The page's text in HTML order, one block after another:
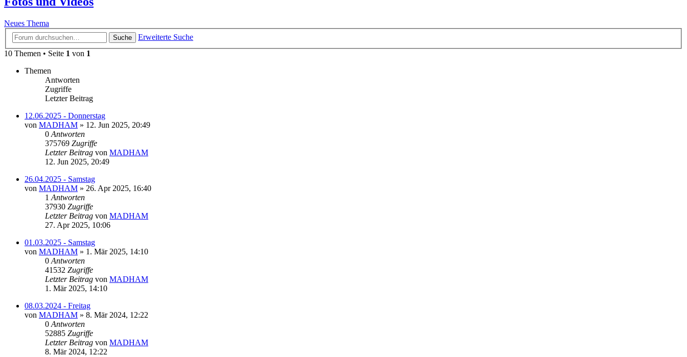
Neues Thema
Suche
Erweiterte Suche
10 Themen • Seite 1 von 1
Themen
Antworten
Zugriffe
Letzter Beitrag
12.06.2025 - Donnerstag
von MADHAM » 12. Jun 2025, 20:49
0 Antworten
375769 Zugriffe
Letzter Beitrag von MADHAM
12. Jun 2025, 20:49
26.04.2025 - Samstag
von MADHAM » 26. Apr 2025, 16:40
1 Antworten
37930 Zugriffe
Letzter Beitrag von MADHAM
27. Apr 2025, 10:06
01.03.2025 - Samstag
von MADHAM » 1. Mär 2025, 14:10
0 Antworten
41532 Zugriffe
Letzter Beitrag von MADHAM
1. Mär 2025, 14:10
08.03.2024 - Freitag
von MADHAM » 8. Mär 2024, 12:22
0 Antworten
52885 Zugriffe
Letzter Beitrag von MADHAM
8. Mär 2024, 12:22